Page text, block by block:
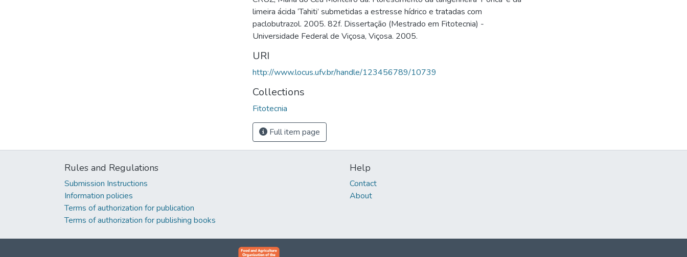
limeira ácida ‘Tahiti’ submetidas a estresse hídrico e tratadas com
paclobutrazol. 2005. 82f. Dissertação (Mestrado em Fitotecnia) -
Universidade Federal de Viçosa, Viçosa. 2005.
URI
http://www.locus.ufv.br/handle/123456789/10739
Collections
Fitotecnia
Full item page
Rules and Regulations
Submission Instructions
Information policies
Terms of authorization for publication
Terms of authorization for publishing books
Help
Contact
About